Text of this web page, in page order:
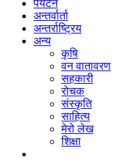
पर्यटन
अन्तर्वार्ता
अन्तर्राष्‍ट्रिय
अन्य
कृषि
वन वातावरण
सहकारी
रोचक
संस्कृति
साहित्य
मेरो लेख
शिक्षा